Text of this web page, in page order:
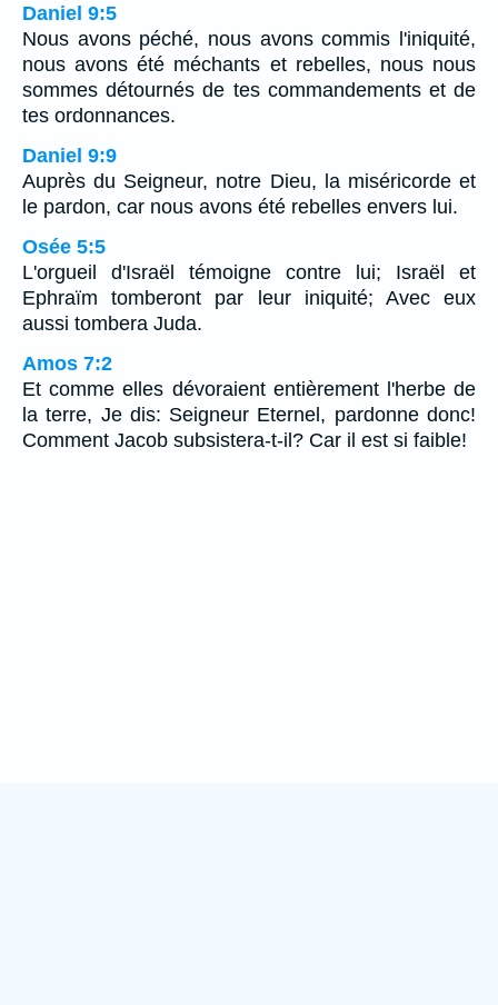
Daniel 9:5
Nous avons péché, nous avons commis l'iniquité,
nous avons été méchants et rebelles, nous nous
sommes détournés de tes commandements et de
tes ordonnances.
Daniel 9:9
Auprès du Seigneur, notre Dieu, la miséricorde et
le pardon, car nous avons été rebelles envers lui.
Osée 5:5
L'orgueil d'Israël témoigne contre lui; Israël et
Ephraïm tomberont par leur iniquité; Avec eux
aussi tombera Juda.
Amos 7:2
Et comme elles dévoraient entièrement l'herbe de
la terre, Je dis: Seigneur Eternel, pardonne donc!
Comment Jacob subsistera-t-il? Car il est si faible!